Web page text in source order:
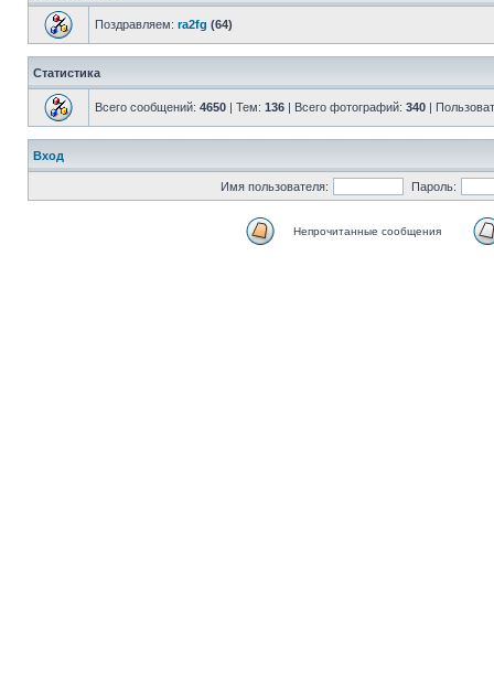
Поздравляем: ra2fg (64)
Статистика
Всего сообщений: 4650 | Тем: 136 | Всего фотографий: 340 |
Вход
Имя пользователя: Пароль:
Непрочитанные сообщения